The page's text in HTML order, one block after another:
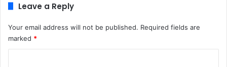
Leave a Reply
Your email address will not be published. Required fields are
marked *